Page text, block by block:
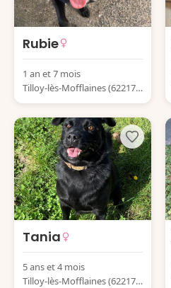
Rubie
1 an et 7 mois
Tilloy-lès-Mofflaines (62217)
France
Tania
5 ans et 4 mois
Tilloy-lès-Mofflaines (62217)